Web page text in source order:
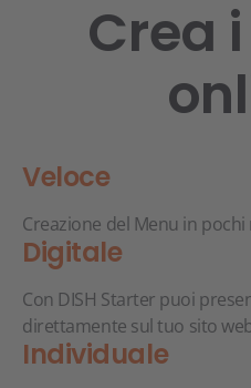
Crea
Veloce
Creazione del Menu in
Digitale
Con DISH Starter puoi
direttamente sul tuo sito
Individuale